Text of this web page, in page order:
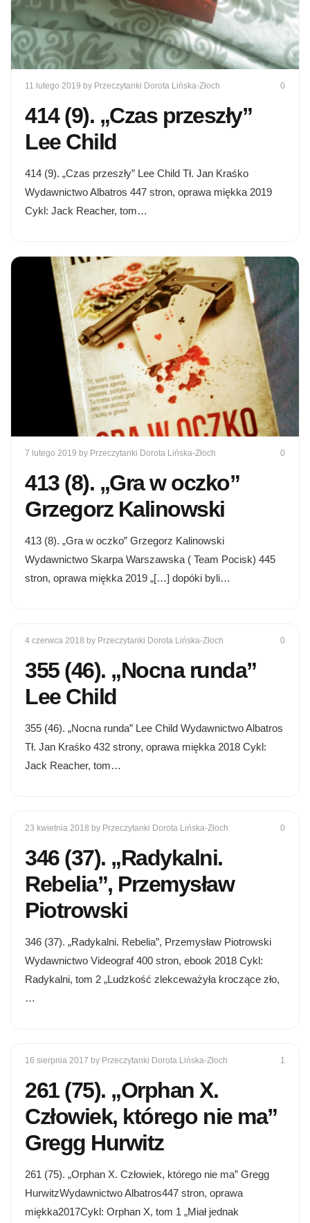
11 lutego 2019 by Przeczytanki Dorota Lińska-Złoch 0
414 (9). „Czas przeszły”
Lee Child
414 (9). „Czas przeszły” Lee Child Tł. Jan Kraśko
Wydawnictwo Albatros 447 stron, oprawa miękka 2019
Cykl: Jack Reacher, tom…
7 lutego 2019 by Przeczytanki Dorota Lińska-Złoch 0
413 (8). „Gra w oczko”
Grzegorz Kalinowski
413 (8). „Gra w oczko” Grzegorz Kalinowski
Wydawnictwo Skarpa Warszawska ( Team Pocisk) 445
stron, oprawa miękka 2019 „[…] dopóki byli…
4 czerwca 2018 by Przeczytanki Dorota Lińska-Złoch 0
355 (46). „Nocna runda”
Lee Child
355 (46). „Nocna runda” Lee Child Wydawnictwo Albatros
Tł. Jan Kraśko 432 strony, oprawa miękka 2018 Cykl:
Jack Reacher, tom…
23 kwietnia 2018 by Przeczytanki Dorota Lińska-Złoch 0
346 (37). „Radykalni.
Rebelia”, Przemysław
Piotrowski
346 (37). „Radykalni. Rebelia”, Przemysław Piotrowski
Wydawnictwo Videograf 400 stron, ebook 2018 Cykl:
Radykalni, tom 2 „Ludzkość zlekceważyła kroczące zło,
…
16 sierpnia 2017 by Przeczytanki Dorota Lińska-Złoch 1
261 (75). „Orphan X.
Człowiek, którego nie ma”
Gregg Hurwitz
261 (75). „Orphan X. Człowiek, którego nie ma” Gregg
HurwitzWydawnictwo Albatros447 stron, oprawa
miękka2017Cykl: Orphan X, tom 1 „Miał jednak